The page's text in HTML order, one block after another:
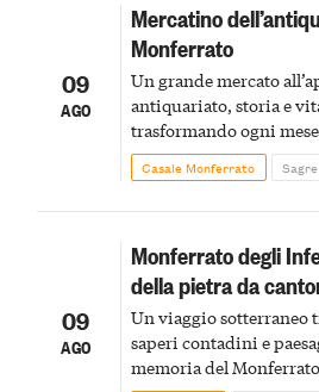
09
AGO
Mercatino
Monferrato
Un grande mercato
antiquariato, storia e
trasformando ogni
Monferrato in un luogo
Casale Monferrato
09
AGO
Monferrato degli
della pietra da
Un viaggio sotterraneo
saperi contadini e
memoria del Monferrato